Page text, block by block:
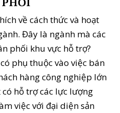
về cách thức và hoạt
Đây là ngành mà các
phối khu vực hỗ trợ?
phụ thuộc vào việc bán
hàng công nghiệp lớn
có hỗ trợ các lực lượng
việc với đại diện sản